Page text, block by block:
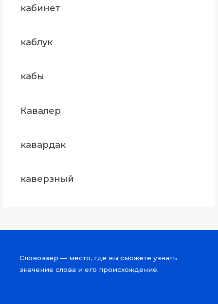
кабинет
каблук
кабы
Кавалер
кавардак
каверзный
Словозавр — место, где вы сможете узнать
значение слова и его происхождение.